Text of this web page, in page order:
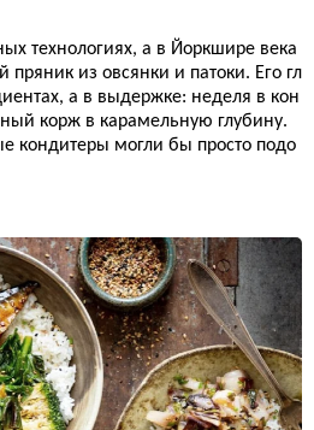
технологиях, а в Йоркшире века
из овсянки и патоки. Его гл
а в выдержке: неделя в кон
корж в карамельную глубину.
кондитеры могли бы просто подо